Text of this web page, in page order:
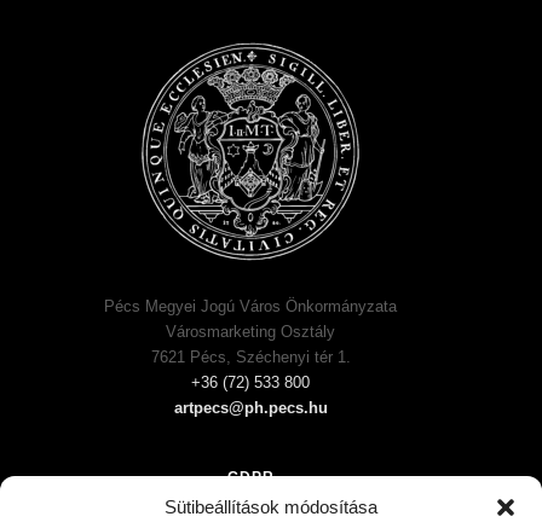
Sütibeállítások módosítása
Pécs Megyei Jogú Város Önkormányzata
Városmarketing Osztály
7621 Pécs, Széchenyi tér 1.
+36 (72) 533 800
artpecs@ph.pecs.hu
GDPR
Impresszum